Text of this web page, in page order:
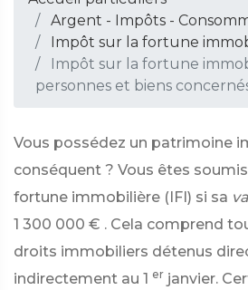
Argent - Impôts -
Impôt sur la fortune
Impôt sur la fortune
personnes et biens
Vous possédez un patrimoine
conséquent ? Vous êtes
fortune immobilière (IFI) si sa
1 300 000 € . Cela comprend
droits immobiliers détenus
indirectement au 1 er janvier.